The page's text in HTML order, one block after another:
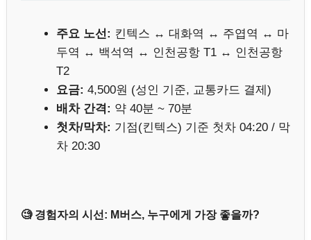
주요 노선: 킨텍스 ↔ 대화역 ↔ 주엽역 ↔ 마
두역 ↔ 백석역 ↔ 인천공항 T1 ↔ 인천공항
T2
요금: 4,500원 (성인 기준, 교통카드 결제)
배차 간격: 약 40분 ~ 70분
첫차/막차: 기점(킨텍스) 기준 첫차 04:20 / 막
차 20:30
🧐 경험자의 시선: M버스, 누구에게 가장 좋을까?